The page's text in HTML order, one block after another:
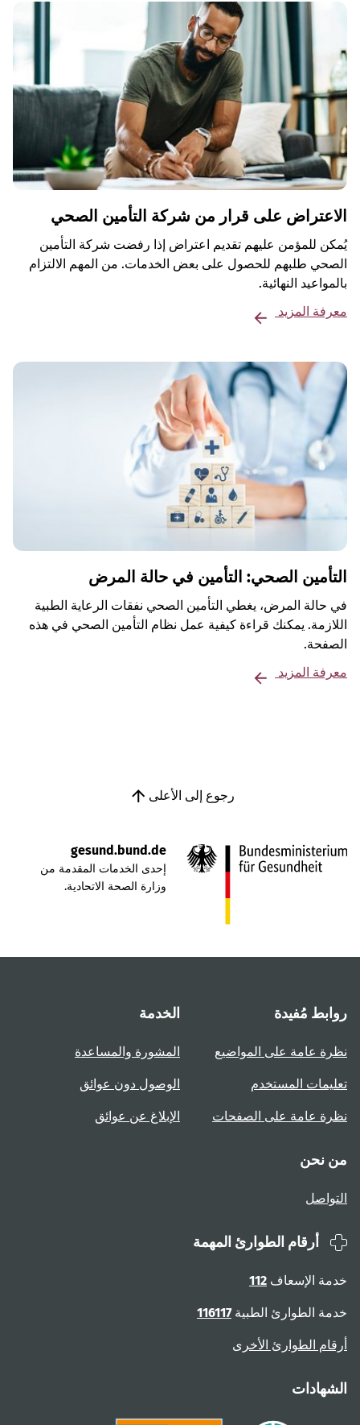
الاعتراض على قرار من شركة التأمين الصحي
يُمكن للمؤمن عليهم تقديم اعتراض إذا رفضت شركة التأمين
الصحي طلبهم للحصول على بعض الخدمات. من المهم الالتزام
بالمواعيد النهائية.
معرفة المزيد
التأمين الصحي: التأمين في حالة المرض
في حالة المرض، يغطي التأمين الصحي نفقات الرعاية الطبية
اللازمة. يمكنك قراءة كيفية عمل نظام التأمين الصحي في هذه
الصفحة.
معرفة المزيد
رجوع إلى الأعلى
gesund.bund.de
إحدى الخدمات المقدمة من
وزارة الصحة الاتحادية.
روابط مُفيدة
نظرة عامة على المواضيع
تعليمات المستخدم
نظرة عامة على الصفحات
الخدمة
المشورة والمساعدة
الوصول دون عوائق
الإبلاغ عن عوائق
من نحن
التواصل
أرقام الطوارئ المهمة
خدمة الإسعاف 112
خدمة الطوارئ الطبية116117
أرقام الطوارئ الأخرى
الشهادات